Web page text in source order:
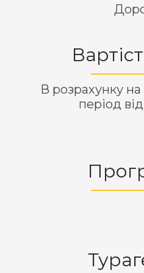
В розрахунку на
період